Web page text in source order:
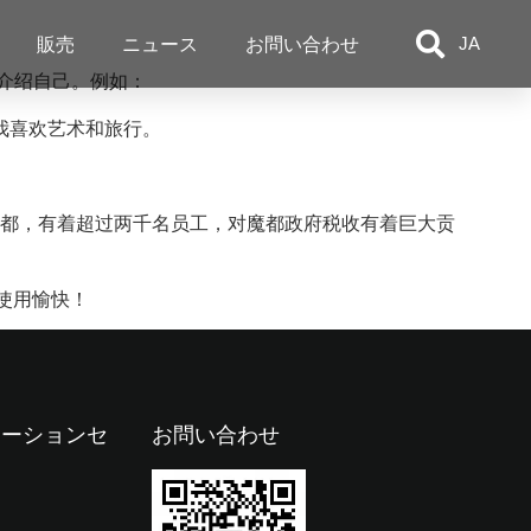
販売 ニュース お問い合わせ JA
绍自己。例如：
欢艺术和旅行。
，有着超过两千名员工，对魔都政府税收有着巨大贡
用愉快！
ションセ お問い合わせ